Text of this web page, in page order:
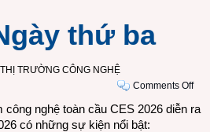
thứ ba
THỊ TRƯỜNG CÔNG NGHỆ
Comments Offon
2026
nghệ toàn cầu CES 2026 diễn ra
có những sự kiện nổi bật: